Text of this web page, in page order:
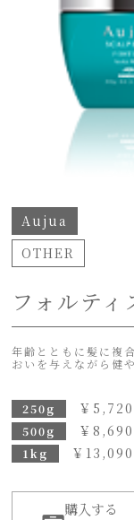
Aujua
OTHER
フォルテ
年齢とともに髪に複
おいを与えながら健
250g ￥ 5,720
500g ￥8,690
1kg ￥ 13,090
購入する